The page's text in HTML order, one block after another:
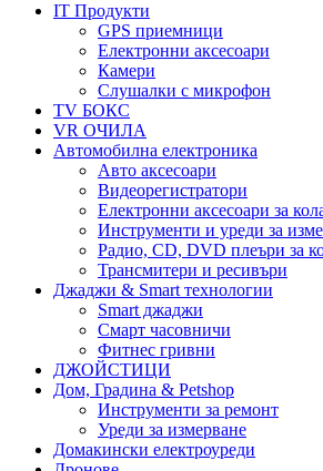
IT Продукти
GPS приемници
Електронни аксесоари
Камери
Слушалки с микрофон
TV БОКС
VR ОЧИЛА
Автомобилна електроника
Авто аксесоари
Видеорегистратори
Електронни аксесоари за
Инструменти и уреди за
Радио, CD, DVD плеъри за
Трансмитери и ресивъри
Джаджи & Smart технологии
Smart джаджи
Смарт часовничи
Фитнес гривни
ДЖОЙСТИЦИ
Дом, Градина & Petshop
Инструменти за ремонт
Уреди за измерване
Домакински електроуреди